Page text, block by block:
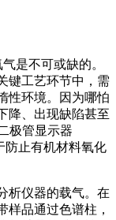
是不可或缺的。
键工艺环节中，需
性环境。因为哪怕
降、出现缺陷甚至
极管显示器
防止有机材料氧化
析仪器的载气。在
样品通过色谱柱，